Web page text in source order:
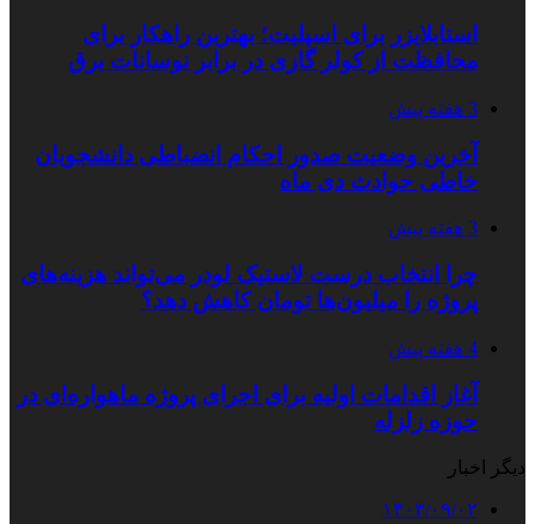
استابلایزر برای اسپلیت؛ بهترین راهکار برای
محافظت از کولر گازی در برابر نوسانات برق
3 هفته پیش
آخرین وضعیت صدور احکام انضباطی دانشجویان
خاطی حوادث دی ماه
3 هفته پیش
چرا انتخاب درست لاستیک لودر می‌تواند هزینه‌های
پروژه را میلیون‌ها تومان کاهش دهد؟
4 هفته پیش
آغاز اقدامات اولیه برای اجرای پروژه ماهواره‌ای در
حوزه زلزله
دیگر اخبار
۱۴۰۳/۰۹/۰۲